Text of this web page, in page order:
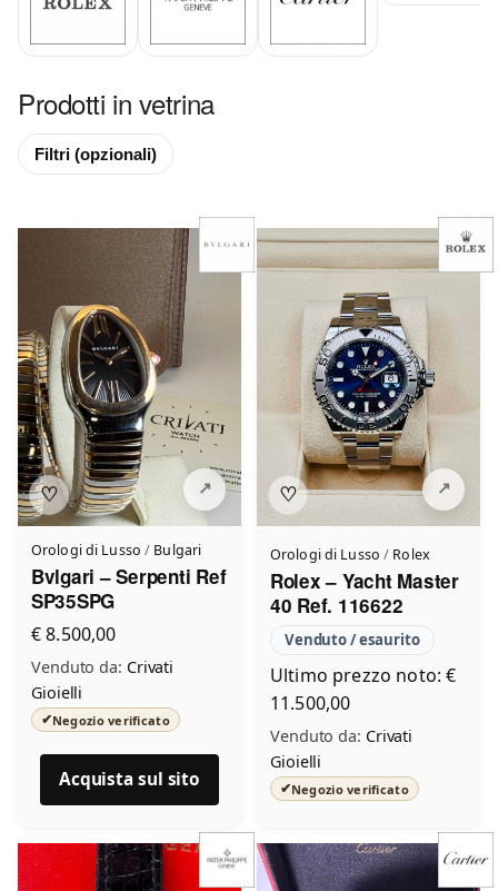
Prodotti in vetrina
Filtri (opzionali)
♡
Orologi di Lusso / Bulgari
Bvlgari – Serpenti Ref
SP35SPG
€ 8.500,00
Venduto da: Crivati
Gioielli
✔Negozio verificato
Acquista sul sito
♡
Orologi di Lusso / Rolex
Rolex – Yacht Master
40 Ref. 116622
Venduto / esaurito
Ultimo prezzo noto: €
11.500,00
Venduto da: Crivati
Gioielli
✔Negozio verificato